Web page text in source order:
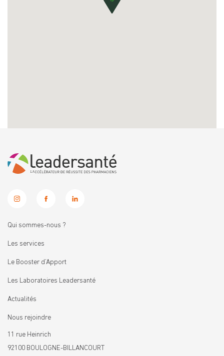
Qui sommes-nous ?
Les services
Le Booster d’Apport
Les Laboratoires Leadersanté
Actualités
Nous rejoindre
11 rue Heinrich
92100 BOULOGNE-BILLANCOURT